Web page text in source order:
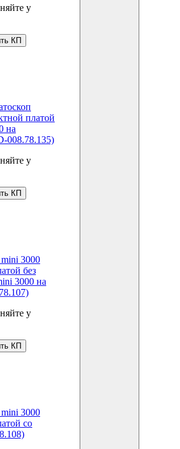
у
КП
платой
на
008.78.135)
у
КП
3000
без
3000 на
у
КП
3000
со